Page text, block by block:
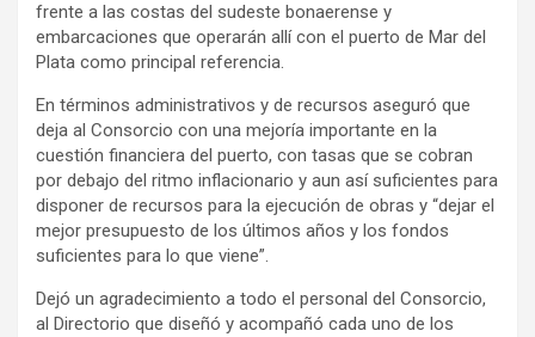
frente a las costas del sudeste bonaerense y
embarcaciones que operarán allí con el puerto de Mar del
Plata como principal referencia.
En términos administrativos y de recursos aseguró que
deja al Consorcio con una mejoría importante en la
cuestión financiera del puerto, con tasas que se cobran
por debajo del ritmo inflacionario y aun así suficientes para
disponer de recursos para la ejecución de obras y “dejar el
mejor presupuesto de los últimos años y los fondos
suficientes para lo que viene”.
Dejó un agradecimiento a todo el personal del Consorcio,
al Directorio que diseñó y acompañó cada uno de los